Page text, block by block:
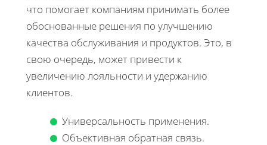
что помогает компаниям принимать более
обоснованные решения по улучшению
качества обслуживания и продуктов. Это, в
свою очередь, может привести к
увеличению лояльности и удержанию
клиентов.
Универсальность применения.
Объективная обратная связь.